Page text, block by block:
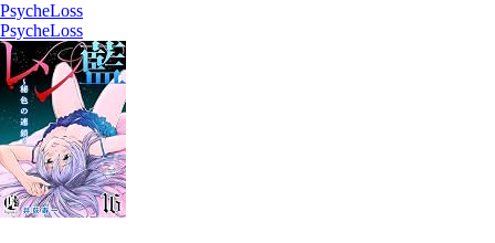
PsycheLoss
PsycheLoss